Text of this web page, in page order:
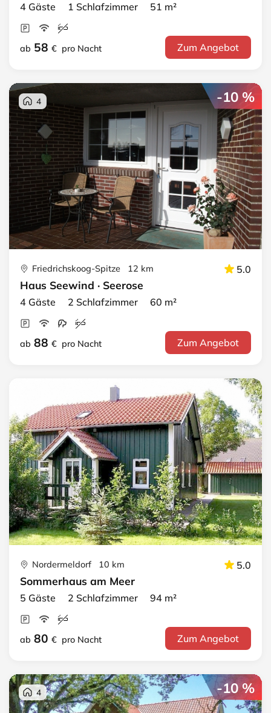
4 Gäste 1 Schlafzimmer 51 m²
ab 58 € pro Nacht Zum Angebot
-10 %
4
Friedrichskoog-Spitze 12 km 5.0
Haus Seewind · Seerose
4 Gäste 2 Schlafzimmer 60 m²
ab 88 € pro Nacht Zum Angebot
Nordermeldorf 10 km 5.0
Sommerhaus am Meer
5 Gäste 2 Schlafzimmer 94 m²
ab 80 € pro Nacht Zum Angebot
-10 %
4